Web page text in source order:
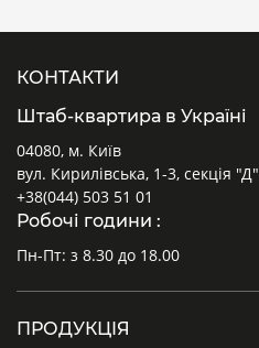
КОНТАКТИ
Штаб-квартира в Україні
04080, м. Київ
вул. Кирилівська, 1-3, секція "Д"
+38(044) 503 51 01
Робочі години :
Пн-Пт: з 8.30 до 18.00
ПРОДУКЦІЯ